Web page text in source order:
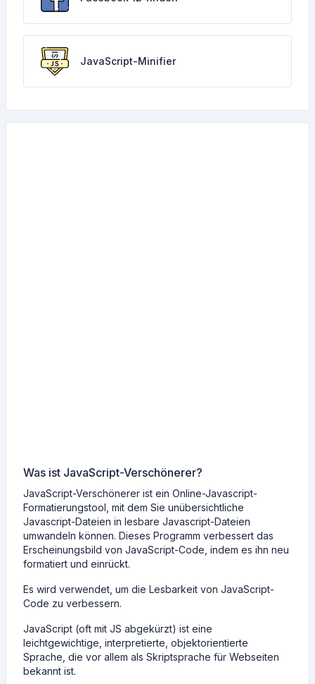
JavaScript-Minifier
Was ist JavaScript-Verschönerer?
JavaScript-Verschönerer ist ein Online-Javascript-
Formatierungstool, mit dem Sie unübersichtliche
Javascript-Dateien in lesbare Javascript-Dateien
umwandeln können. Dieses Programm verbessert das
Erscheinungsbild von JavaScript-Code, indem es ihn neu
formatiert und einrückt.
Es wird verwendet, um die Lesbarkeit von JavaScript-
Code zu verbessern.
JavaScript (oft mit JS abgekürzt) ist eine
leichtgewichtige, interpretierte, objektorientierte
Sprache, die vor allem als Skriptsprache für Webseiten
bekannt ist.